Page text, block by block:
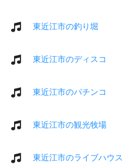
東近江市の釣り堀
東近江市のディスコ
東近江市のパチンコ
東近江市の観光牧場
東近江市のライブハウス